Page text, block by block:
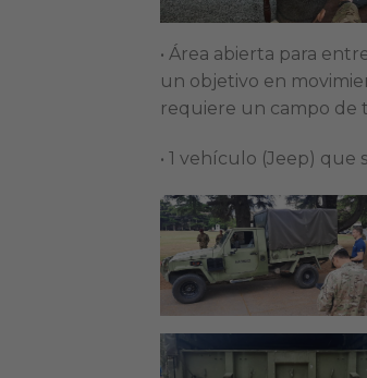
• Área abierta para
un objetivo en
requiere un campo de
• 1 vehículo (Jeep)